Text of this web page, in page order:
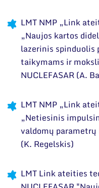
LMT NMP „Link
„Naujos kartos
lazerinis spinduolis
taikymams ir
NUCLEFASAR (A.
LMT NMP „Link
„Netiesinis
valdomų
(K. Regelskis)
LMT Link ateities